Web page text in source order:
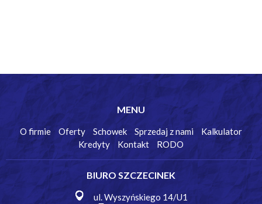
MENU
O firmie Oferty Schowek Sprzedaj z nami
Kalkulator
Kredyty
Kontakt RODO
BIURO SZCZECINEK
ul. Wyszyńskiego 14/U1